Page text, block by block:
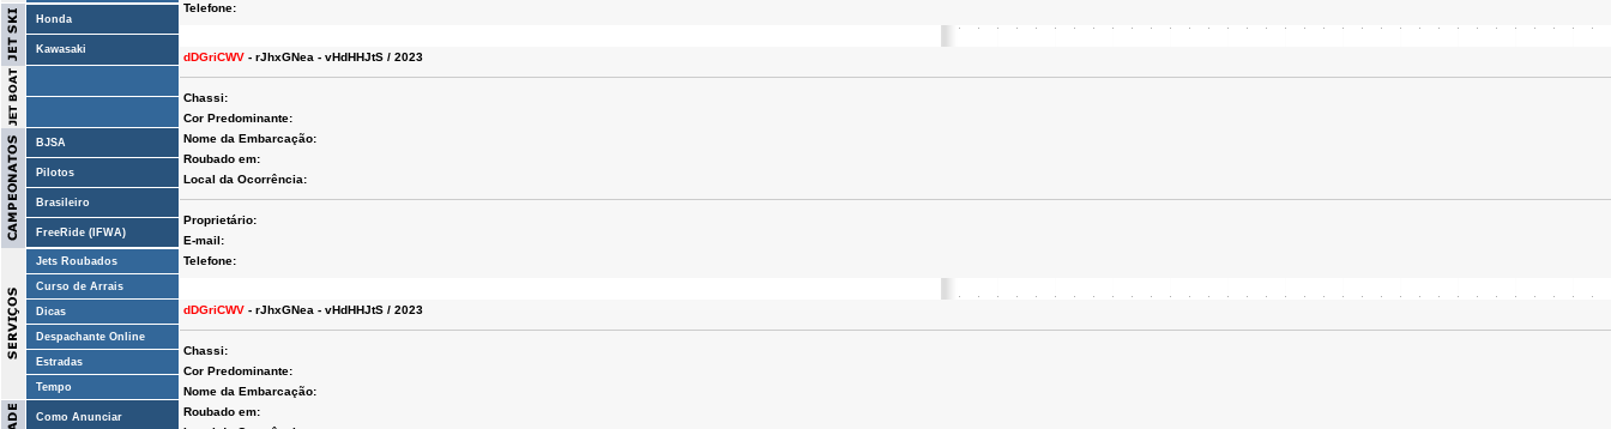
Honda
Kawasaki
BJSA
Pilotos
Brasileiro
FreeRide (IFWA)
Jets Roubados
Curso de Arrais
Dicas
Despachante Online
Estradas
Tempo
Como Anunciar
Telefone:
dDGriCWV - rJhxGNea - vHdHHJtS / 2023
Chassi:
Cor Predominante:
Nome da Embarcação:
Roubado em:
Local da Ocorrência:
Proprietário:
E-mail:
Telefone:
dDGriCWV - rJhxGNea - vHdHHJtS / 2023
Chassi:
Cor Predominante:
Nome da Embarcação:
Roubado em: